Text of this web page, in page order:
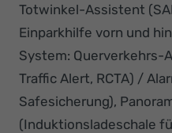
Totwinkel-Assistent
Einparkhilfe vorn und
System: Querverkehrs-
Traffic Alert, RCTA) /
Safesicherung),
(Induktionsladeschale